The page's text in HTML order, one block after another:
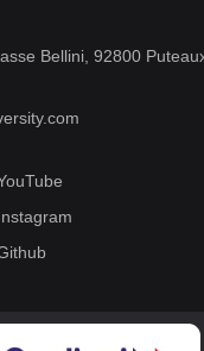
Bellini, 92800